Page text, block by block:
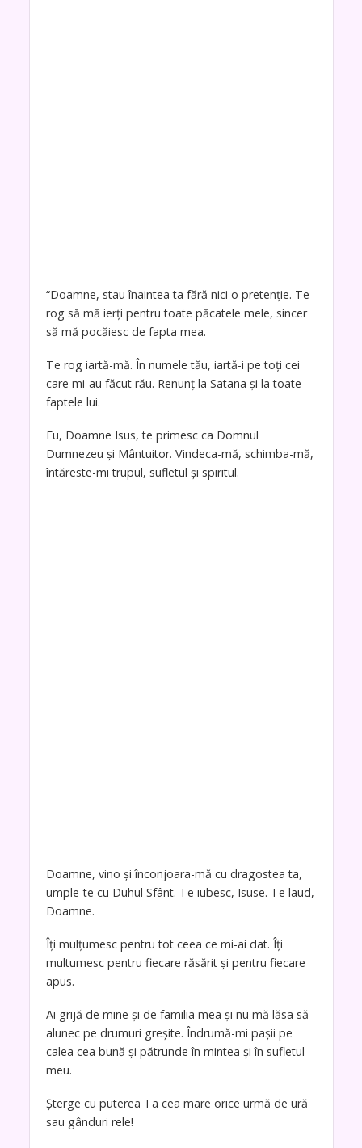
“Doamne, stau înaintea ta fără nici o pretenție. Te
rog să mă ierți pentru toate păcatele mele, sincer
să mă pocăiesc de fapta mea.
Te rog iartă-mă. În numele tău, iartă-i pe toți cei
care mi-au făcut rău. Renunț la Satana și la toate
faptele lui.
Eu, Doamne Isus, te primesc ca Domnul
Dumnezeu și Mântuitor. Vindeca-mă, schimba-mă,
întăreste-mi trupul, sufletul și spiritul.
Doamne, vino și înconjoara-mă cu dragostea ta,
umple-te cu Duhul Sfânt. Te iubesc, Isuse. Te laud,
Doamne.
Îți mulțumesc pentru tot ceea ce mi-ai dat. Îți
multumesc pentru fiecare răsărit și pentru fiecare
apus.
Ai grijă de mine și de familia mea și nu mă lăsa să
alunec pe drumuri greșite. Îndrumă-mi pașii pe
calea cea bună și pătrunde în mintea și în sufletul
meu.
Șterge cu puterea Ta cea mare orice urmă de ură
sau gânduri rele!